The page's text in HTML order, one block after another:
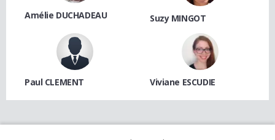
Amélie DUCHADEAU Suzy MINGOT
Paul CLEMENT Viviane ESCUDIE